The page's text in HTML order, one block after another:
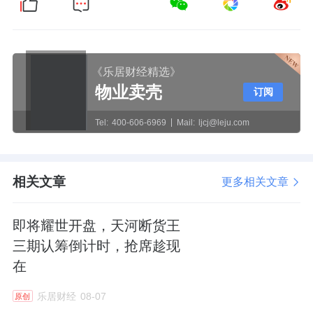
《乐居财经精选》
物业卖壳
Tel: 400-606-6969 Mail: ljcj@leju.com
订阅
相关文章 更多相关文章
即将耀世开盘，天河断货王
三期认筹倒计时，抢席趁现
在
原创 乐居财经 08-07